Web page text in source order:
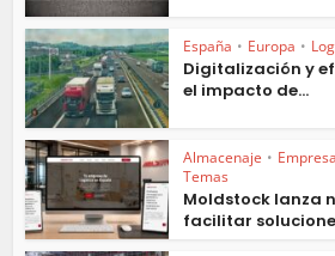
España • Europa •
Digitalización y
el impacto de...
Almacenaje • Empresa
Temas
Moldstock lanza
facilitar